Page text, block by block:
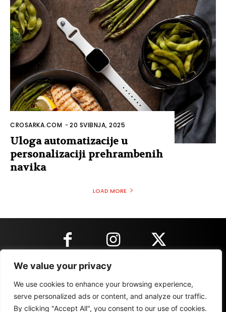
We value your privacy
We use cookies to enhance your browsing experience,
serve personalized ads or content, and analyze our traffic.
By clicking "Accept All", you consent to our use of cookies.
CROSARKA.COM -20 SVIBNJA, 2025
Uloga automatizacije u
personalizaciji prehrambenih
navika
LOAD MORE
KONTAKT INFORMACIJE
IMPRESSUM MARKETING REZULTATI